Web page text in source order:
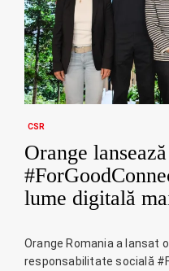
CSR
Orange
lume digitală
Orange Romania a lansat
responsabilitate socială